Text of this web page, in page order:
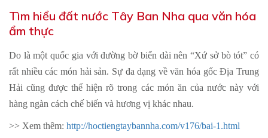
Tìm hiểu đất nước Tây Ban Nha qua văn hóa
ẩm thực
Do là một quốc gia với đường bờ biển dài nên “Xứ sở bò tót” có
rất nhiều các món hải sản. Sự đa dạng về văn hóa gốc Địa Trung
Hải cũng được thể hiện rõ trong các món ăn của nước này với
hàng ngàn cách chế biến và hương vị khác nhau.
>> Xem thêm: http://hoctiengtaybannha.com/v176/bai-1.html